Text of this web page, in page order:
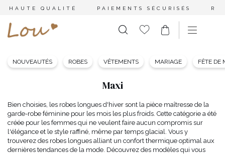
HAUTE QUALITÉ PAIEMENTS SÉCURISÉS
NOUVEAUTÉS ROBES VÊTEMENTS MARIAGE FÊTE DE
Maxi
Bien choisies, les robes longues d'hiver sont la pièce maîtresse de la
garde-robe féminine pour les mois les plus froids. Cette catégorie a été
créée pour les femmes qui ne veulent faire aucun compromis sur
l'élégance et le style raffiné, même par temps glacial. Vous y
trouverez des robes longues alliant un confort thermique optimal aux
dernières tendances de la mode. Découvrez des modèles qui vous